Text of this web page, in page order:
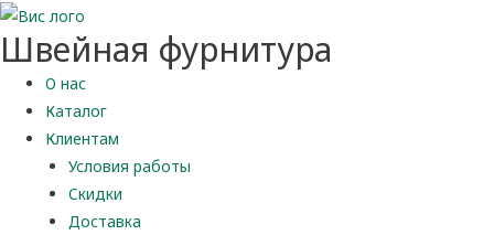
Швейная фурнитура
О нас
Каталог
Клиентам
Условия работы
Скидки
Доставка